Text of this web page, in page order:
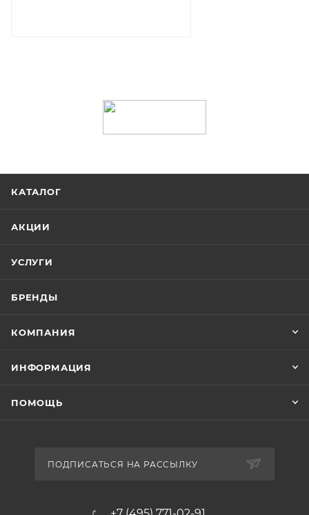
КАТАЛОГ
АКЦИИ
УСЛУГИ
БРЕНДЫ
КОМПАНИЯ
ИНФОРМАЦИЯ
ПОМОЩЬ
ПОДПИСАТЬСЯ НА РАССЫЛКУ